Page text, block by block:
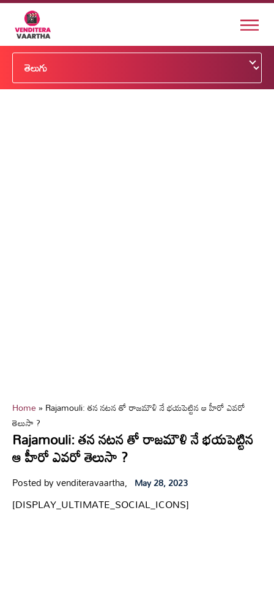
Home»Rajamouli: తన నటన తో రాజమౌళి నే భయపెట్టిన ఆ హీరో ఎవరో
తెలుసా ?
Rajamouli: తన నటన తో రాజమౌళి నే భయపెట్టిన
ఆ హీరో ఎవరో తెలుసా ?
Posted by venditeravaartha, May 28, 2023
[DISPLAY_ULTIMATE_SOCIAL_ICONS]